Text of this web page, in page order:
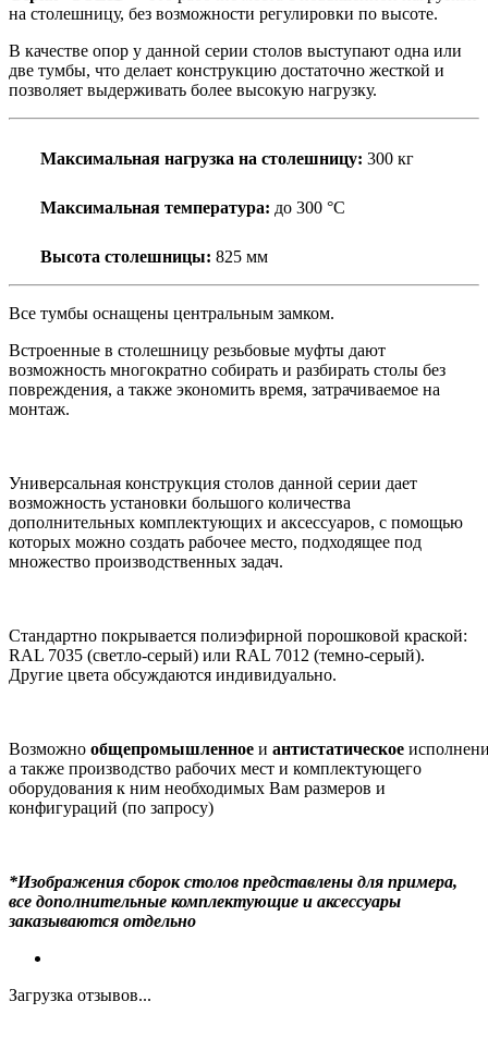
на столешницу, без возможности регулировки по высоте.
В качестве опор у данной серии столов выступают одна или
две тумбы, что делает конструкцию достаточно жесткой и
позволяет выдерживать более высокую нагрузку.
Максимальная нагрузка на столешницу: 300 кг
Максимальная температура: до 300 °С
Высота столешницы: 825 мм
Все тумбы оснащены центральным замком.
Встроенные в столешницу резьбовые муфты дают
возможность многократно собирать и разбирать столы без
повреждения, а также экономить время, затрачиваемое на
монтаж.
Универсальная конструкция столов данной серии дает
возможность установки большого количества
дополнительных комплектующих и аксессуаров, с помощью
которых можно создать рабочее место, подходящее под
множество производственных задач.
Стандартно покрывается полиэфирной порошковой краской:
RAL 7035 (светло-серый) или RAL 7012 (темно-серый).
Другие цвета обсуждаются индивидуально.
Возможно общепромышленное и антистатическое
а также производство рабочих мест и комплектующего
оборудования к ним необходимых Вам размеров и
конфигураций (по запросу)
*Изображения сборок столов представлены для примера,
все дополнительные комплектующие и аксессуары
заказываются отдельно
Загрузка отзывов...